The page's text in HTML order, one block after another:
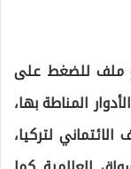
ملف للضغط على
المناطة بها،
لتركيا،